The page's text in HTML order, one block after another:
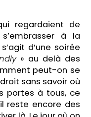
regardaient de
à la
d’une soirée
» au delà des
peut-on se
sans savoir où
portes à tous, ce
reste encore des